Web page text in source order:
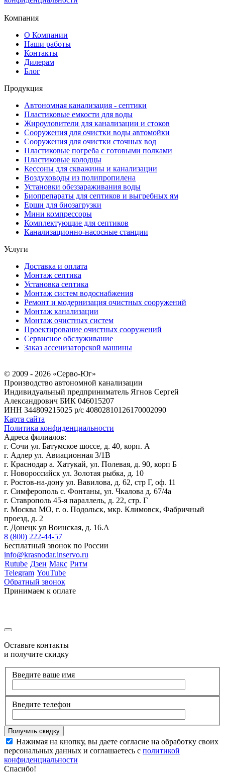
Компания
О Компании
Наши работы
Контакты
Дилерам
Блог
Продукция
Автономная канализация - септики
Пластиковые емкости для воды
Жироуловители для канализации и стоков
Сооружения для очистки воды автомойки
Сооружения для очистки сточных вод
Пластиковые погреба с готовыми полками
Пластиковые колодцы
Кессоны для скважины и канализации
Воздуховоды из полипропилена
Установки обеззараживания воды
Биопрепараты для септиков и выгребных ям
Ерши для биозагрузки
Мини компрессоры
Комплектующие для септиков
Канализационно-насосные станции
Услуги
Доставка и оплата
Монтаж септика
Установка септика
Монтаж систем водоснабжения
Ремонт и модернизация очистных сооружений
Монтаж канализации
Монтаж очистных систем
Проектирование очистных сооружений
Сервисное обслуживание
Заказ ассенизаторской машины
© 2009 - 2026 «Серво-Юг»
Производство автономной канализации
Индивидуальный предприниматель Ягнов Сергей
Александрович БИК 046015207
ИНН 344809215025 р/с 40802810126170002090
Карта сайта
Политика конфиденциальности
Адреса филиалов:
г. Сочи ул. Батумское шоссе, д. 40, корп. А
г. Адлер ул. Авиационная 3/1В
г. Краснодар а. Хатукай, ул. Полевая, д. 90, корп Б
г. Новороссийск ул. Золотая рыбка, д. 10
г. Ростов-на-дону ул. Вавилова, д. 62, стр Г, оф. 11
г. Симферополь с. Фонтаны, ул. Чкалова д. 67/4а
г. Ставрополь 45-я параллель, д. 22, стр. Г
г. Москва МО, г. о. Подольск, мкр. Климовск, Фабричный
проезд, д. 2
г. Донецк ул Воинская, д. 16.А
8 (800) 222-44-57
Бесплатный звонок по России
info@krasnodar.inservo.ru
Rutube Дзен Макс Ритм
Telegram YouTube
Обратный звонок
Принимаем к оплате
Оставьте контакты
и получите скидку
Введите ваше имя
Введите телефон
Нажимая на кнопку, вы даете согласие на обработку своих
персональных данных и соглашаетесь с политикой
конфиденциальности
Спасибо!